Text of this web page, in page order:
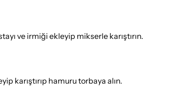
ve irmiği ekleyip mikserle karıştırın.
karıştırıp hamuru torbaya alın.